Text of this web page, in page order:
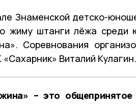
Знаменской детско-
жиму штанги лёжа среди
Соревнования
Виталий Кулагин.
– это